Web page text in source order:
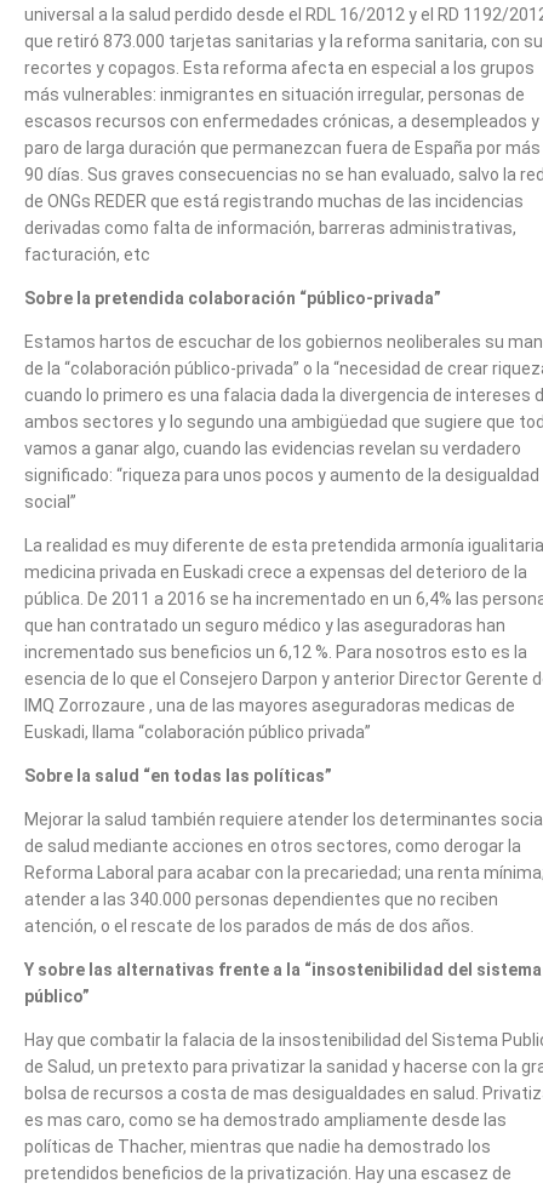
universal a la salud perdido desde el RDL 16/2012 y el RD 1192/
que retiró 873.000 tarjetas sanitarias y la reforma sanitaria, con
recortes y copagos. Esta reforma afecta en especial a los grupos
más vulnerables: inmigrantes en situación irregular, personas de
escasos recursos con enfermedades crónicas, a desempleados y
paro de larga duración que permanezcan fuera de España por más
90 días. Sus graves consecuencias no se han evaluado, salvo la
de ONGs REDER que está registrando muchas de las incidencias
derivadas como falta de información, barreras administrativas,
facturación, etc
Sobre la pretendida colaboración “público-privada”
Estamos hartos de escuchar de los gobiernos neoliberales su
de la “colaboración público-privada” o la “necesidad de crear
cuando lo primero es una falacia dada la divergencia de intereses
ambos sectores y lo segundo una ambigüedad que sugiere que
vamos a ganar algo, cuando las evidencias revelan su verdadero
significado: “riqueza para unos pocos y aumento de la desigualdad
social”
La realidad es muy diferente de esta pretendida armonía
medicina privada en Euskadi crece a expensas del deterioro de la
pública. De 2011 a 2016 se ha incrementado en un 6,4% las
que han contratado un seguro médico y las aseguradoras han
incrementado sus beneficios un 6,12 %. Para nosotros esto es la
esencia de lo que el Consejero Darpon y anterior Director Gerente
IMQ Zorrozaure , una de las mayores aseguradoras medicas de
Euskadi, llama “colaboración público privada”
Sobre la salud “en todas las políticas”
Mejorar la salud también requiere atender los determinantes
de salud mediante acciones en otros sectores, como derogar la
Reforma Laboral para acabar con la precariedad; una renta
atender a las 340.000 personas dependientes que no reciben
atención, o el rescate de los parados de más de dos años.
Y sobre las alternativas frente a la “insostenibilidad del sistema
público”
Hay que combatir la falacia de la insostenibilidad del Sistema
de Salud, un pretexto para privatizar la sanidad y hacerse con la
bolsa de recursos a costa de mas desigualdades en salud.
es mas caro, como se ha demostrado ampliamente desde las
políticas de Thacher, mientras que nadie ha demostrado los
pretendidos beneficios de la privatización. Hay una escasez de